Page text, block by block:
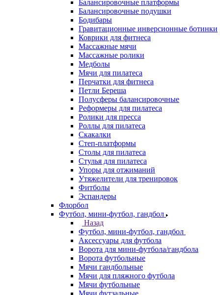
Балансировочные платформы
Балансировочные подушки
Бодибары
Гравитационные инверсионные ботинки
Коврики для фитнеса
Массажные мячи
Массажные ролики
Медболы
Мячи для пилатеса
Перчатки для фитнеса
Петли Береша
Полусферы балансировочные
Реформеры для пилатеса
Ролики для пресса
Роллы для пилатеса
Скакалки
Степ-платформы
Столы для пилатеса
Стулья для пилатеса
Упоры для отжиманий
Утяжелители для тренировок
Фитболы
Эспандеры
Флорбол
Футбол, мини-футбол, гандбол
Назад
Футбол, мини-футбол, гандбол
Аксессуары для футбола
Ворота для мини-футбола/гандбола
Ворота футбольные
Мячи гандбольные
Мячи для пляжного футбола
Мячи футбольные
Мячи футзальные